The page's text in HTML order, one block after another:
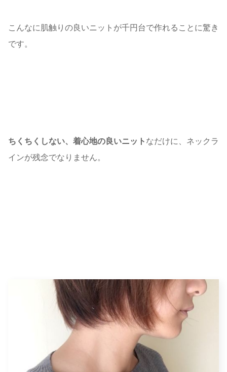
こんなに肌触りの良いニットが千円台で作れることに驚き
です。
ちくちくしない、着心地の良いニット なだけに、ネックラ
インが残念でなりません。